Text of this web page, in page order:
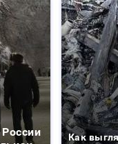
Как